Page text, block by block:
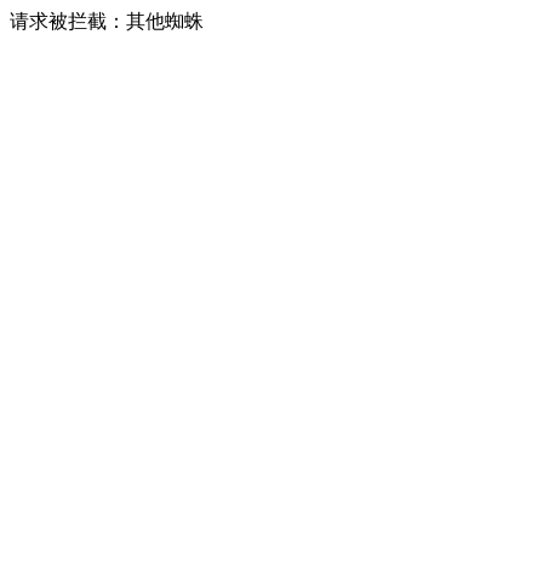
请求被拦截：其他蜘蛛